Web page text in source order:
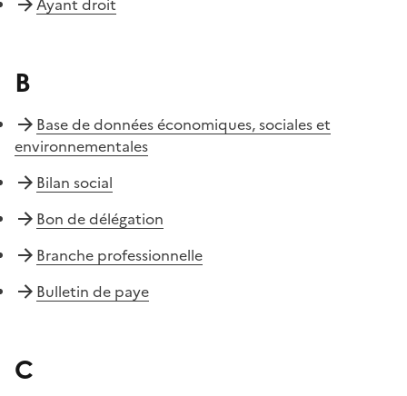
B
Base de données économiques, sociales et
environnementales
Bilan social
Bon de délégation
Branche professionnelle
Bulletin de paye
C